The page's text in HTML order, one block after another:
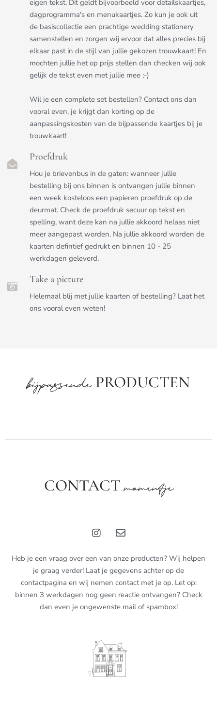
eigen tekst. Dit geldt bijvoorbeeld voor detailskaartjes,
dagprogramma's en menukaartjes. Zo kun je ook uit
de basiscollectie een prachtige wedding stationery
samenstellen en zorgen wij ervoor dat alles precies bij
elkaar past in de stijl van jullie gekozen trouwkaart! En
mochten jullie het op prijs stellen dan checken wij ook
gelijk de tekst even met jullie mee ;-)
Wil je een complete set bestellen? Contact ons dan
vooral even, je krijgt dan korting op de
aanpassingskosten van de bijpassende kaartjes bij je
trouwkaart!
Proefdruk
Hou je brievenbus in de gaten: wanneer jullie
bestelling bij ons binnen is ontvangen jullie binnen
een week kosteloos een papieren proefdruk op de
deurmat. Check de proefdruk secuur op tekst en
spelling, want deze kan na jullie akkoord helaas niet
meer aangepast worden. Na jullie akkoord worden de
kaarten defintief gedrukt en binnen 10 - 25
werkdagen geleverd.
Take a picture
Helemaal blij met jullie kaarten of bestelling? Laat het
ons vooral even weten!
bijpassendePRODUCTEN
CONTACTmomentje
Heb je een vraag over een van onze producten? Wij helpen
je graag verder! Laat je gegevens achter op de
contactpagina en wij nemen contact met je op. Let op:
binnen 3 werkdagen nog geen reactie ontvangen? Check
dan even je ongewenste mail of spambox!